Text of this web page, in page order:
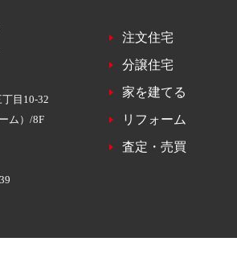
目10-32
ム）/8F
注文住宅
分譲住宅
家を建てる
リフォーム
査定・売買